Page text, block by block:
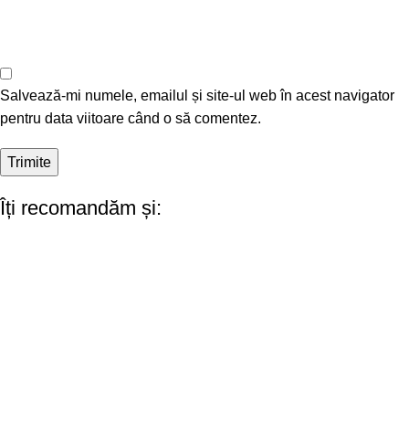
Salvează-mi numele, emailul și site-ul web în acest navigator
pentru data viitoare când o să comentez.
Îți recomandăm și: